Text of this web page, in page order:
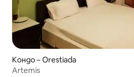
Кондо – Orestiada
Artemis